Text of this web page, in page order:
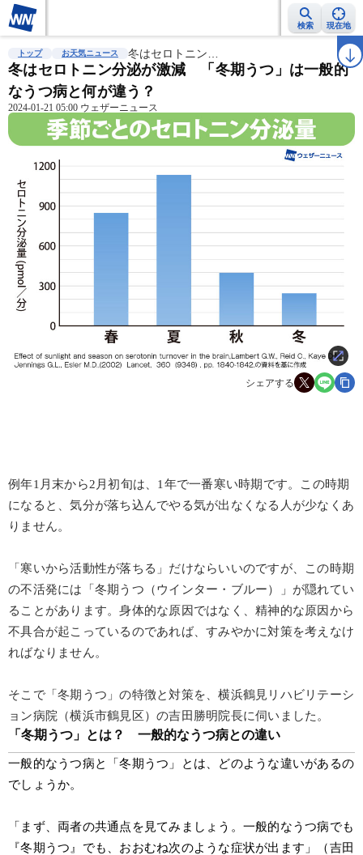
検索 現在地
雨雲レーダー 台風情報 地震情報 ラ
トップ お天気ニュース 冬はセロトニン…
冬はセロトニン分泌が激減 「冬期うつ」は一般的
なうつ病と何が違う？
2024-01-21 05:00 ウェザーニュース
シェアする
例年1月末から2月初旬は、1年で一番寒い時期です。この時期
になると、気分が落ち込んでやる気が出なくなる人が少なくあ
りません。
「寒いから活動性が落ちる」だけならいいのですが、この時期
の不活発には「冬期うつ（ウインター・ブルー）」が隠れてい
ることがあります。身体的な原因ではなく、精神的な原因から
不具合が起こっているのであれば、すみやかに対策を考えなけ
ればなりません。
そこで「冬期うつ」の特徴と対策を、横浜鶴見リハビリテーシ
ョン病院（横浜市鶴見区）の吉田勝明院長に伺いました。
「冬期うつ」とは？　一般的なうつ病との違い
一般的なうつ病と「冬期うつ」とは、どのような違いがあるの
でしょうか。
「まず、両者の共通点を見てみましょう。一般的なうつ病でも
『冬期うつ』でも、おおむね次のような症状が出ます」（吉田